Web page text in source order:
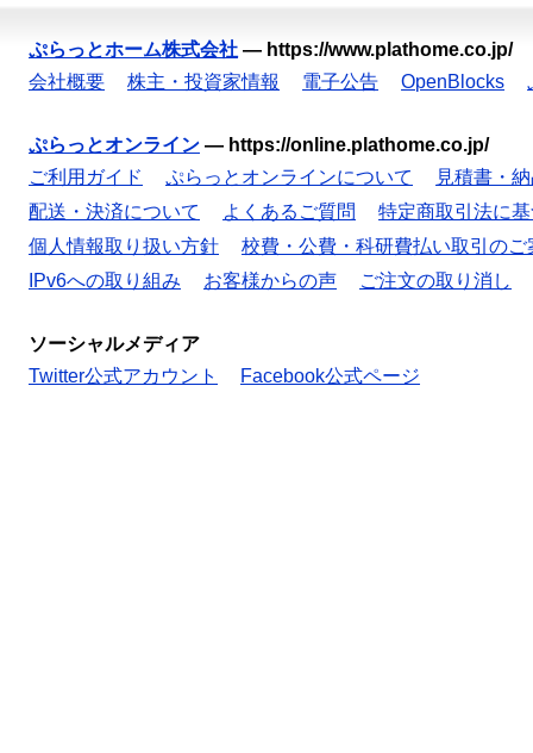
ぷらっとホーム株式会社 — https://www.plathome.co.jp/
会社概要
株主・投資家情報 電子公告 OpenBlocks
ぷらっとオンライン — https://online.plathome.co.jp/
ご利用ガイド
ぷらっとオンラインについて
見積書・
配送・決済について
よくあるご質問
特定商取引法に
個人情報取り扱い方針
校費・公費・科研費払い取引のご
IPv6への取り組み
お客様からの声 ご注文の取り消し
ソーシャルメディア
Twitter公式アカウント
Facebook公式ページ